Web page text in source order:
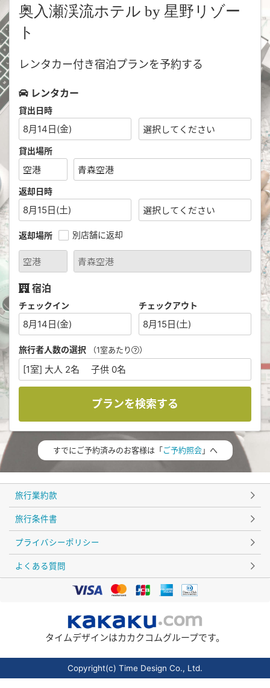
奥入瀬渓流ホテル by 星野リゾー
ト
レンタカー付き宿泊プランを予約する
レンタカー
貸出日時
8月14日(金)
貸出場所
返却日時
8月15日(土)
返却場所 別店舗に返却
宿泊
チェックイン
8月14日(金)
チェックアウト
8月15日(土)
旅行者人数の選択 （1室あたり ）
[1室] 大人 2名 子供 0名
プランを検索する
すでにご予約済みのお客様は「ご予約照会」へ
旅行業約款
旅行条件書
プライバシーポリシー
よくある質問
タイムデザインはカカクコムグループです。
Copyright(c) Time Design Co., Ltd.